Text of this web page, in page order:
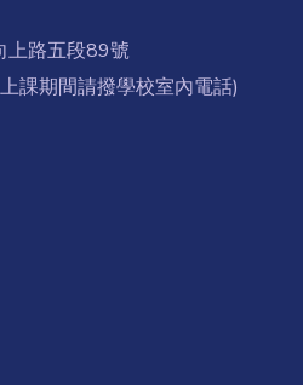
上路五段89號
課期間請撥學校室內電話)